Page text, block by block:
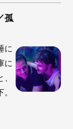
孤
に
に